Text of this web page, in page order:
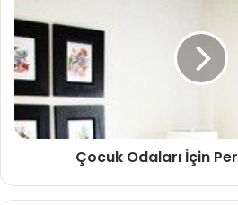
Çocuk Odaları İçin